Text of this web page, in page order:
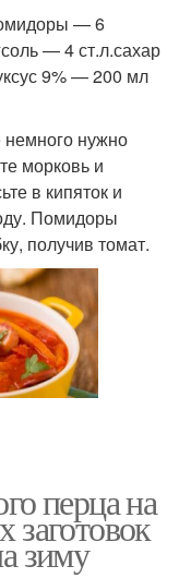
— 6
— 4 ст.л.сахар
9% — 200 мл
нужно
морковь и
в кипяток и
Помидоры
получив томат.
перца на
заготовок
зиму